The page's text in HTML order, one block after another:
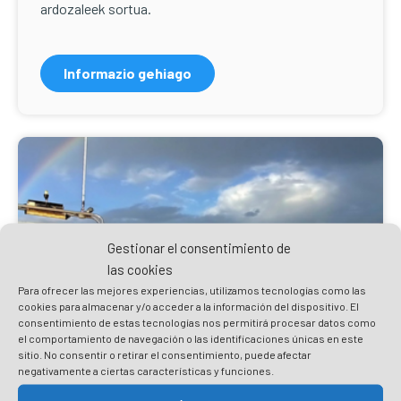
Gestionar el consentimiento de
las cookies
Para ofrecer las mejores experiencias, utilizamos tecnologías como las
cookies para almacenar y/o acceder a la información del dispositivo. El
consentimiento de estas tecnologías nos permitirá procesar datos como
el comportamiento de navegación o las identificaciones únicas en este
sitio. No consentir o retirar el consentimiento, puede afectar
negativamente a ciertas características y funciones.
ardozaleek sortua.
Informazio gehiago
Itsasoan ibili